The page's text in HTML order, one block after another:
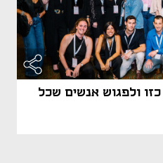
ולפגוש אנשים שכל